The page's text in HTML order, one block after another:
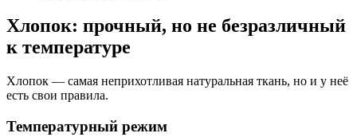
Хлопок: прочный, но не безразличный
к температуре
Хлопок — самая неприхотливая натуральная ткань, но и у неё
есть свои правила.
Температурный режим